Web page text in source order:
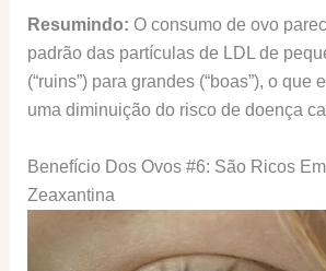
Resumindo: O consumo de ovo
padrão das partículas de LDL de
(“ruins”) para grandes (“boas”), o que
uma diminuição do risco de doença
Benefício Dos Ovos #6: São Ricos
Zeaxantina